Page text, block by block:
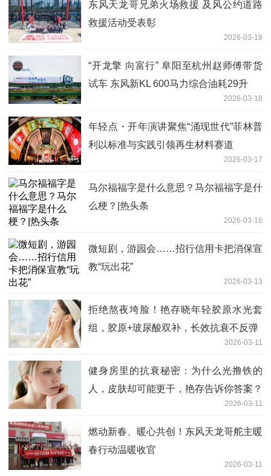
东风天龙哥兄弟火场救援 及风公约道路
救援活动受表彰
2026-03-18
“开龙擎 向富行” 阜阳至杭州赵师傅带货
试车 东风新KL 600马力综合油耗29升
2026-03-18
年轻点・开年演讲聚焦“涌现世代”菲林普
利以标准与实践引领再生材料赛道
2026-03-17
马尔福福字是什么意思？马尔福福字是什
么梗？|热头条
2026-03-16
微短剧，游园会……招行信用卡把消保宣
教“玩出花”
2026-03-13
拒绝熬夜垮脸！艳存晓年轻胶原水光套
组，胶原+玻尿酸双补，长效抗衰不反弹
2026-03-11
健身房里的抗衰秘密：为什么光撸铁的
人，皮肤却可能更干，艳存告诉你答案？
2026-03-11
燃动新春、暖心共创！东风天龙哥舵主暖
春行动温暖收官
2026-03-11